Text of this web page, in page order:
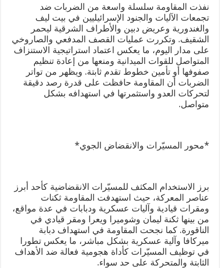
نفذت المقاومة سلسلة واسعة من الضربات ضد
تجمعات الآليات والجنود الإسرائيليين في بيت ليف
والغندورية وعريض دبين والأطراف الشرقية ليحمر
الشقيف. وتكررت عمليات القصف المدفعي والصاروخي
على مدار اليوم، ما يعكس اعتماد استراتيجية الاستنزاف
المتواصل للقوات الميدانية ومنعها من إعادة تنظيم
صفوفها أو تأمين خطوط تقدم ثابتة. ويظهر من تواتر
الضربات أن المقاومة حافظت على قدرة رصد دقيقة
لتحركات العدو واستثمرتها في استهدافه بشكل
متواصل.
*محور المسيّرات والانقضاض الجوي*
برز الاستخدام المكثف للمسيّرات الانقضاضية كأحد أبرز
عناصر المعركة، حيث استهدفت المقاومة ثكنات
ومقرات قيادية وآليات عسكرية ودبابات في عدة مواقع،
من بينها ثكنة ليمان وشوميرا ويعرا ومقر قيادي في
الناقورة. كما نجحت المقاومة في استهداف دبابة
ميركافا وآلية عسكرية بشكل مباشر، ما يعكس تطورا
في توظيف المسيّرات كأداة هجومية فعالة ضد الأهداف
الثابتة والمتحركة على حد سواء.